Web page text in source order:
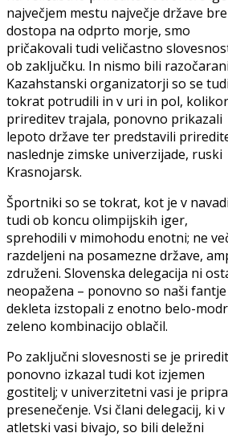
največjem mestu največje države
dostopa na odprto morje, smo
pričakovali tudi veličastno
ob zaključku. In nismo bili
Kazahstanski organizatorji so se tudi
tokrat potrudili in v uri in pol,
prireditev trajala, ponovno prikazali
lepoto države ter predstavili
naslednje zimske univerzijade, ruski
Krasnojarsk.
Športniki so se tokrat, kot je v navadi
tudi ob koncu olimpijskih iger,
sprehodili v mimohodu enotni; ne
razdeljeni na posamezne države,
združeni. Slovenska delegacija ni
neopažena – ponovno so naši
dekleta izstopali z enotno belo-
zeleno kombinacijo oblačil.
Po zaključni slovesnosti se je
ponovno izkazal tudi kot izjemen
gostitelj; v univerzitetni vasi je
presenečenje. Vsi člani delegacij, ki v
atletski vasi bivajo, so bili deležni